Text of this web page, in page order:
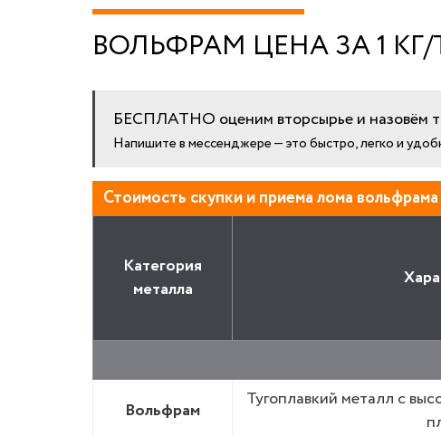
ВОЛЬФРАМ ЦЕНА ЗА 1
БЕСПЛАТНО оценим вторсырье и назовём
Напишите в мессенджере — это быстро, легко и
Стоимость скупки и приема лома
Категория
металла
Вольфрам
Тугоплавкий металл с